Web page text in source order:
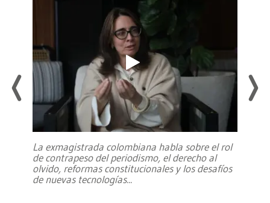
La exmagistrada colombiana habla sobre el rol
de contrapeso del periodismo, el derecho al
olvido, reformas constitucionales y los desafíos
de nuevas tecnologías...